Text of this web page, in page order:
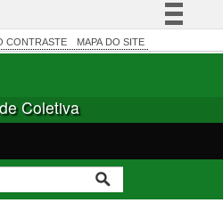
Simplifique!
Acesso à informação
Canais
CONTRASTE MAPA DO SITE
Coletiva